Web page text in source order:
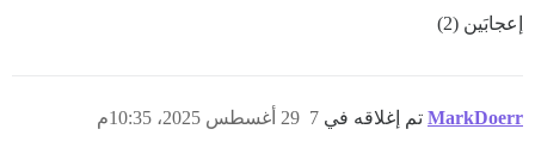
إعجابَين (2)
MarkDoerr تم إغلاقه في 29 أغسطس 2025، 10:35م 7